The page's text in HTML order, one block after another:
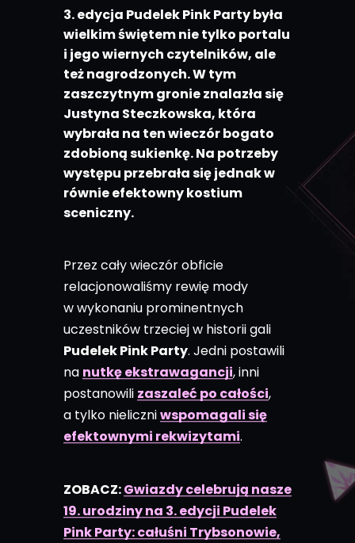
3. edycja Pudelek Pink Party była
wielkim świętem nie tylko portalu
i jego wiernych czytelników, ale
też nagrodzonych. W tym
zaszczytnym gronie znalazła się
Justyna Steczkowska, która
wybrała na ten wieczór bogato
zdobioną sukienkę. Na potrzeby
występu przebrała się jednak w
równie efektowny kostium
sceniczny.
Przez cały wieczór obficie
relacjonowaliśmy rewię mody
w wykonaniu prominentnych
uczestników trzeciej w historii gali
Pudelek Pink Party. Jedni postawili
na nutkę ekstrawagancji, inni
postanowili zaszaleć po całości,
a tylko nieliczniwspomagali się
efektownymi rekwizytami.
ZOBACZ:Gwiazdy celebrują nasze
19. urodziny na 3. edycji Pudelek
Pink Party: całuśni Trybsonowie,